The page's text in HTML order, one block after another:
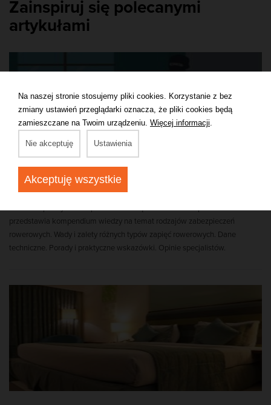
Zainspiruj się polecanymi
artykułami
Jak zabezpieczyć rower przed kradzieżą? Rodzaje
zapięć rowerowych.
przedstawia kompendium wiedzy na temat rodzajów zabezpieczeń
rowerowych. Wady i zalety różnych typów zapięć rowerowych. Dane
techniczne. Porady i praktyczne wskazówki. Opinie specjalistów.
Na naszej stronie stosujemy pliki cookies. Korzystanie z bez
zmiany ustawień przeglądarki oznacza, że pliki cookies będą
zamieszczane na Twoim urządzeniu. Więcej informacji
Nie akceptuję Ustawienia
Akceptuję wszystkie